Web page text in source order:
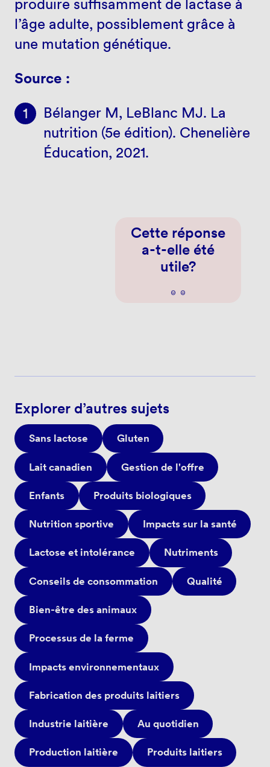
produire suffisamment de lactase à
l’âge adulte, possiblement grâce à
une mutation génétique.
Source :
Bélanger M, LeBlanc MJ. La
nutrition (5e édition). Chenelière
Éducation, 2021.
Cette réponse
a-t-elle été
utile?
Explorer d’autres sujets
Sans lactose Gluten
Lait canadien Gestion de l'offre
Enfants Produits biologiques
Nutrition sportive Impacts sur la santé
Lactose et intolérance Nutriments
Conseils de consommation Qualité
Bien-être des animaux
Processus de la ferme
Impacts environnementaux
Fabrication des produits laitiers
Industrie laitière Au quotidien
Production laitière Produits laitiers